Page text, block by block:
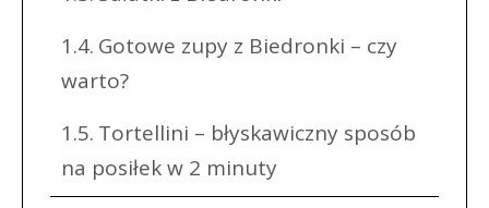
Gotowe zupy z Biedronki – czy
warto?
Tortellini – błyskawiczny sposób
na posiłek w 2 minuty